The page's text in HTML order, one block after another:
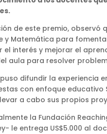
de este premio, observó
y Matemática para
interés y mejorar el
aula para resolver
difundir la
con enfoque educativo
a cabo sus propios
la Fundación
le entrega US$5.000 al